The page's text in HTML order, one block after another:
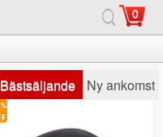
0
Bästsäljande Ny ankomst